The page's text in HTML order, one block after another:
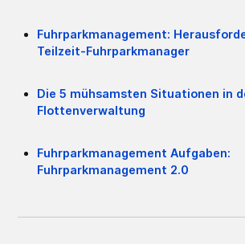
Fuhrparkmanagement:
Teilzeit-Fuhrparkmanager
Die 5 mühsamsten Situationen in
Flottenverwaltung
Fuhrparkmanagement Aufgaben:
Fuhrparkmanagement 2.0